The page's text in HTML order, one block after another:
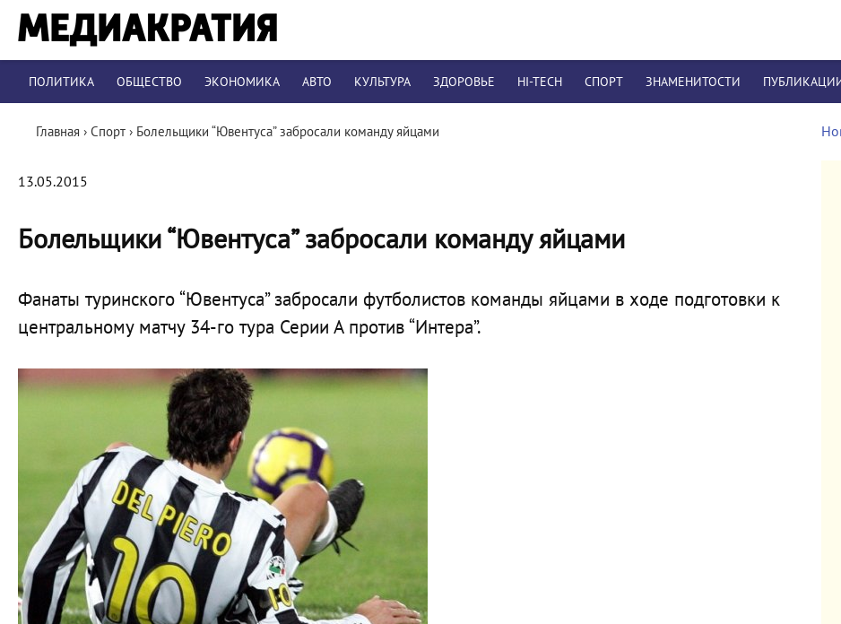
ПОЛИТИКА ОБЩЕСТВО ЭКОНОМИКА АВТО КУЛЬТУРА ЗДОРОВЬЕ HI-TECH СПОРТ ЗНАМЕНИТОСТИ
Главная › Спорт › Болельщики “Ювентуса” забросали команду яйцами
13.05.2015
Болельщики “Ювентуса” забросали команду яйцами
Фанаты туринского “Ювентуса” забросали футболистов команды яйцами в ходе подготовки к
центральному матчу 34-го тура Серии А против “Интера”.